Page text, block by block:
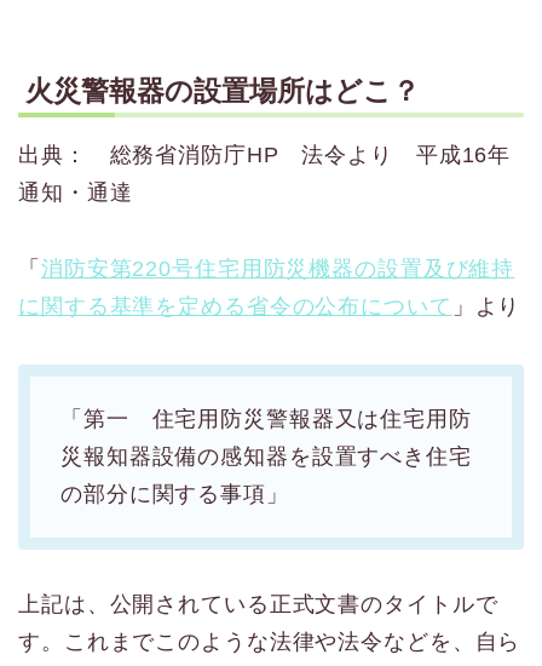
火災警報器の設置場所はどこ？
出典： 総務省消防庁HP 法令より 平成16年
通知・通達
「 消防安第220号住宅用防災機器の設置及び維持
に関する基準を定める省令の公布について 」より
「第一 住宅用防災警報器又は住宅用防
災報知器設備の感知器を設置すべき住宅
の部分に関する事項」
上記は、公開されている正式文書のタイトルで
す。これまでこのような法律や法令などを、自ら